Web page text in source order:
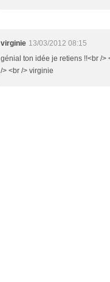
virginie 13/03/2012 08:15
génial ton idée je retiens !!<br />
/> <br /> virginie